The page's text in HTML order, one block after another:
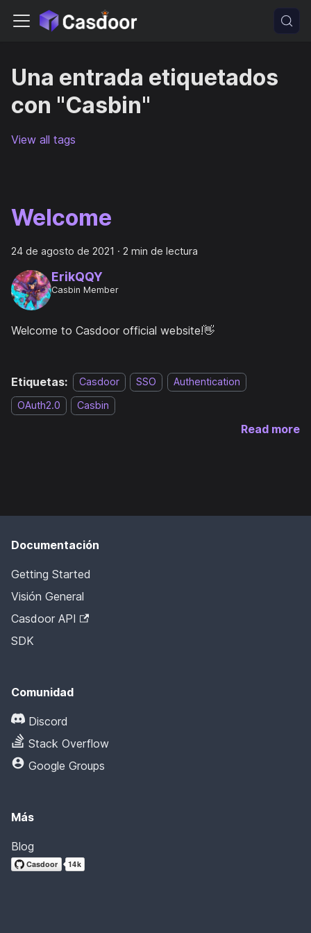
Una entrada etiquetados
con "Casbin"
View all tags
Welcome
24 de agosto de 2021 · 2 min de lectura
ErikQQY
Casbin Member
Welcome to Casdoor official website!👋
Etiquetas: Casdoor SSO
Authentication
OAuth2.0
Casbin
Read more
Documentación
Getting Started
Visión General
Casdoor API
SDK
Comunidad
Discord
Stack Overflow
Google Groups
Más
Blog